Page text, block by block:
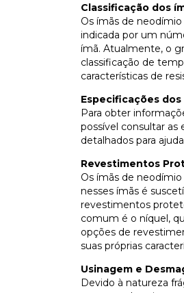
Classificação dos
Os ímãs de
indicada por um
ímã. Atualmente, o
classificação de
características de
Especificações
Para obter
possível consultar as
detalhados para
Revestimentos
Os ímãs de
nesses ímãs é
revestimentos
comum é o níquel,
opções de
suas próprias
Usinagem e
Devido à natureza